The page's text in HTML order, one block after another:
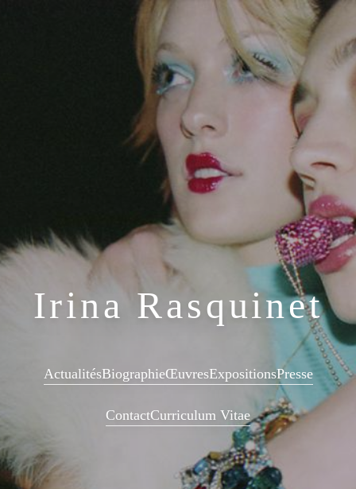
Irina Rasquinet
ActualitésBiographieŒuvresExpositionsPresse
ContactCurriculum Vitae